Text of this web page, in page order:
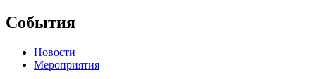
События
Новости
Мероприятия